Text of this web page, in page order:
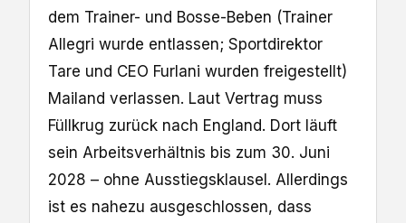
dem Trainer- und Bosse-Beben (Trainer
Allegri wurde entlassen; Sportdirektor
Tare und CEO Furlani wurden freigestellt)
Mailand verlassen. Laut Vertrag muss
Füllkrug zurück nach England. Dort läuft
sein Arbeitsverhältnis bis zum 30. Juni
2028 – ohne Ausstiegsklausel. Allerdings
ist es nahezu ausgeschlossen, dass